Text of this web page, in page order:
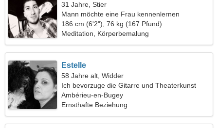
31 Jahre, Stier
Mann möchte eine Frau kennenlernen
186 cm (6'2"), 76 kg (167 Pfund)
Meditation, Körperbemalung
Estelle
58 Jahre alt, Widder
Ich bevorzuge die Gitarre und Theaterkunst
Ambérieu-en-Bugey
Ernsthafte Beziehung